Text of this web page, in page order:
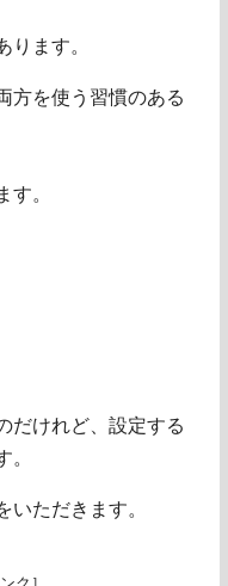
ります。
方を使う習慣のある
す。
だけれど、設定する
。
いただきます。